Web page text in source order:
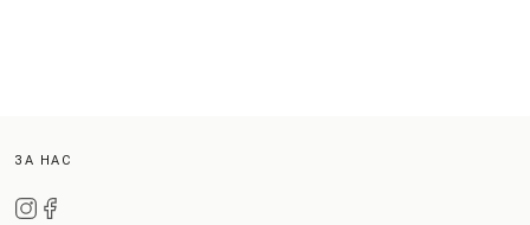
ЗА НАС